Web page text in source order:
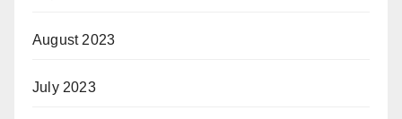
August 2023
July 2023